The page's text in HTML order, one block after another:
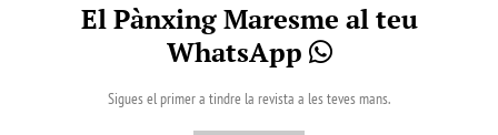
El Pànxing Maresme al teu
WhatsApp
Sigues el primer a tindre la revista a les teves mans.